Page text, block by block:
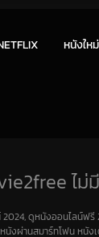
หนังให
ไม่
ดูหนังออนไลน์ฟ
นังผ่านสมาร์ทโฟน หนัง